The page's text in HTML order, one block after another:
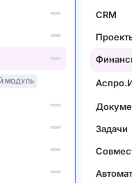
МОДУЛЬ
CRM
Задачи